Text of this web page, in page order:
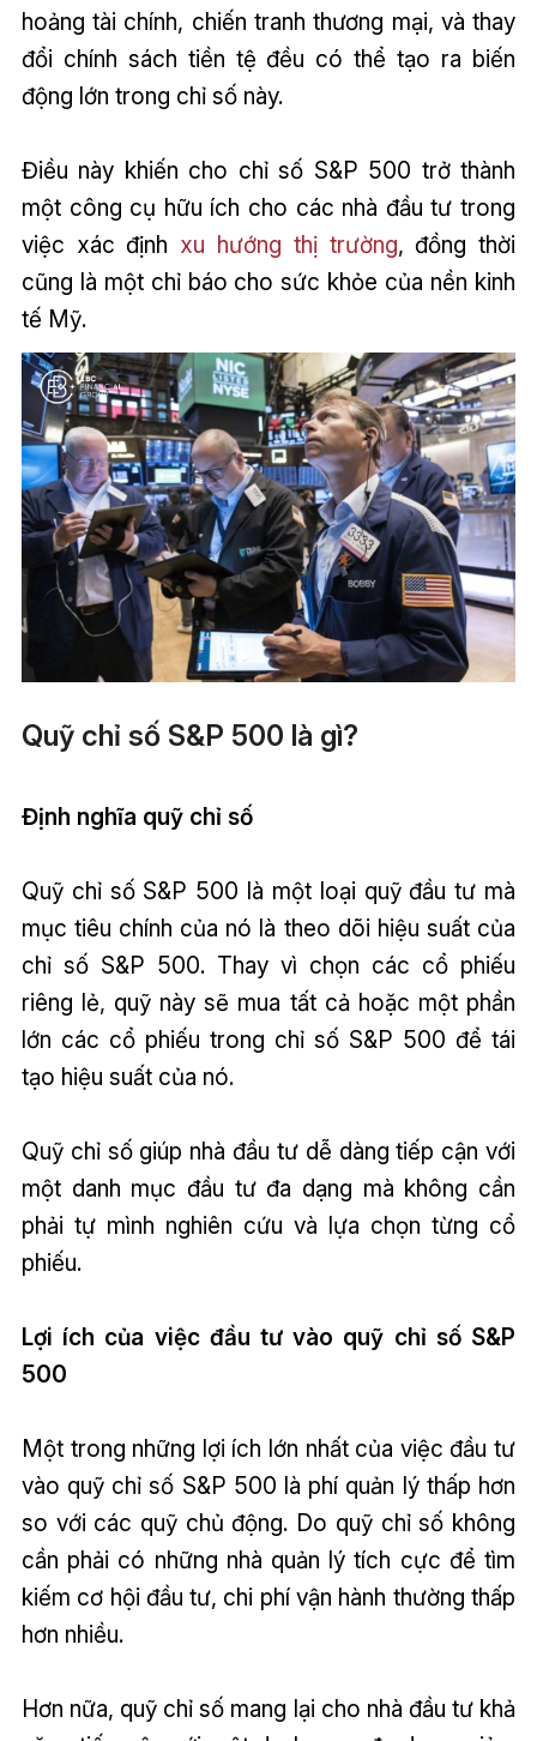
hoảng tài chính, chiến tranh thương mại, và thay
đổi chính sách tiền tệ đều có thể tạo ra biến
động lớn trong chỉ số này.
Điều này khiến cho chỉ số S&P 500 trở thành
một công cụ hữu ích cho các nhà đầu tư trong
việc xác định xu hướng thị trường, đồng thời
cũng là một chỉ báo cho sức khỏe của nền kinh
tế Mỹ.
Quỹ chỉ số S&P 500 là gì?
Định nghĩa quỹ chỉ số
Quỹ chỉ số S&P 500 là một loại quỹ đầu tư mà
mục tiêu chính của nó là theo dõi hiệu suất của
chỉ số S&P 500. Thay vì chọn các cổ phiếu
riêng lẻ, quỹ này sẽ mua tất cả hoặc một phần
lớn các cổ phiếu trong chỉ số S&P 500 để tái
tạo hiệu suất của nó.
Quỹ chỉ số giúp nhà đầu tư dễ dàng tiếp cận với
một danh mục đầu tư đa dạng mà không cần
phải tự mình nghiên cứu và lựa chọn từng cổ
phiếu.
Lợi ích của việc đầu tư vào quỹ chỉ số S&P
500
Một trong những lợi ích lớn nhất của việc đầu tư
vào quỹ chỉ số S&P 500 là phí quản lý thấp hơn
so với các quỹ chủ động. Do quỹ chỉ số không
cần phải có những nhà quản lý tích cực để tìm
kiếm cơ hội đầu tư, chi phí vận hành thường thấp
hơn nhiều.
Hơn nữa, quỹ chỉ số mang lại cho nhà đầu tư khả